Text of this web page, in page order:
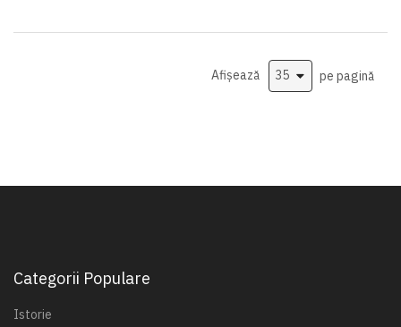
Afișează pe pagină
Categorii Populare
Istorie